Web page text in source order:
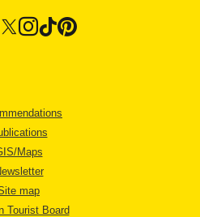
Maps
map
Tourist Board